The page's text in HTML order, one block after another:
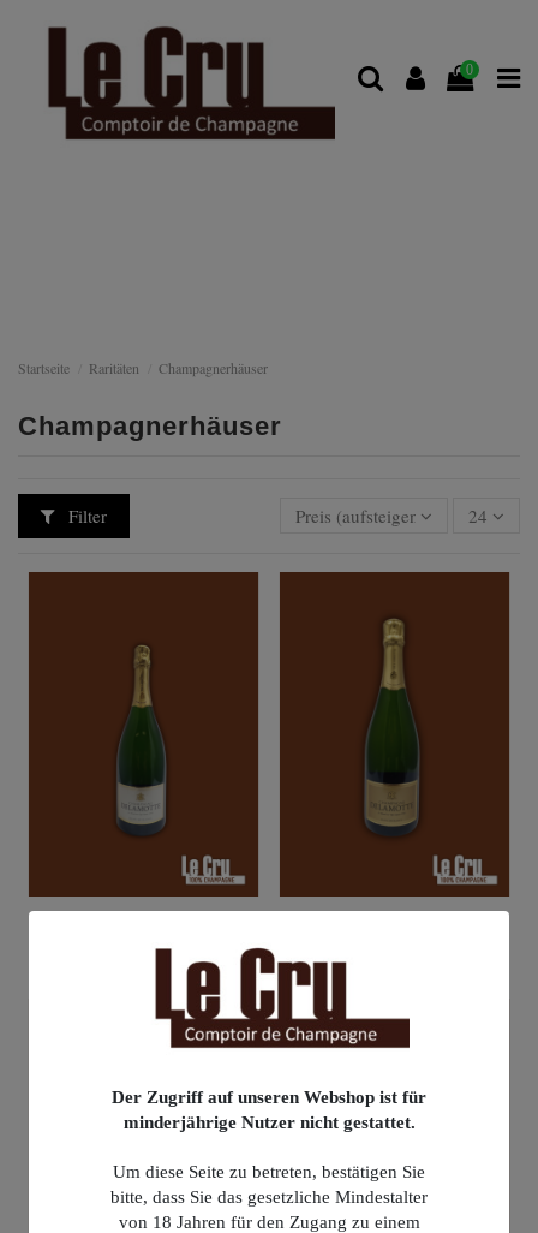
Der Zugriff auf unseren Webshop ist für
minderjährige Nutzer nicht gestattet.
Um diese Seite zu betreten, bestätigen Sie
bitte, dass Sie das gesetzliche Mindestalter
von 18 Jahren für den Zugang zu einem
0
Startseite Raritäten Champagnerhäuser
Champagnerhäuser
Filter Preis (aufsteigend) 24
Delamotte Blanc de Blancs
Delamotte Blanc de Blancs